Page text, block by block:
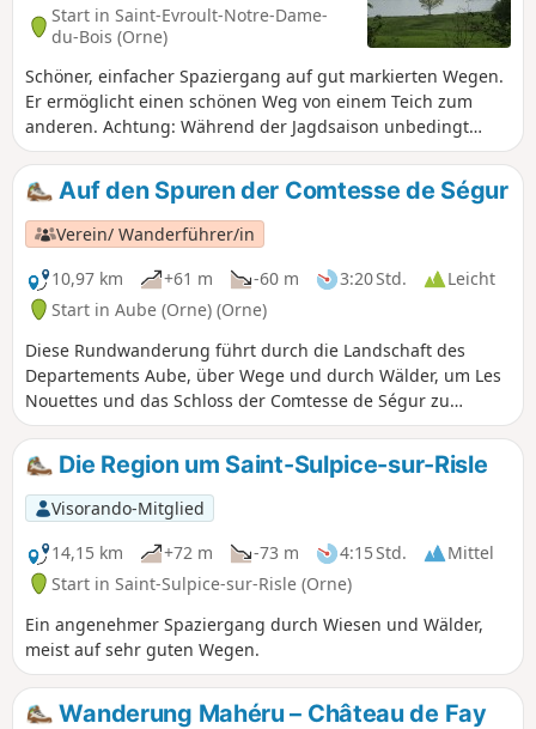
Start in Saint-Evroult-Notre-Dame-
du-Bois (Orne)
Schöner, einfacher Spaziergang auf gut markierten Wegen.
Er ermöglicht einen schönen Weg von einem Teich zum
anderen. Achtung: Während der Jagdsaison unbedingt
meiden.
Auf den Spuren der Comtesse de Ségur
Verein/ Wanderführer/in
10,97 km
+61 m -60 m 3:20 Std.
Leicht
Start in Aube (Orne) (Orne)
Diese Rundwanderung führt durch die Landschaft des
Departements Aube, über Wege und durch Wälder, um Les
Nouettes und das Schloss der Comtesse de Ségur zu
entdecken.
Die Region um Saint-Sulpice-sur-Risle
Visorando-Mitglied
14,15 km
+72 m -73 m 4:15 Std.
Mittel
Start in Saint-Sulpice-sur-Risle (Orne)
Ein angenehmer Spaziergang durch Wiesen und Wälder,
meist auf sehr guten Wegen.
Wanderung Mahéru – Château de Fay